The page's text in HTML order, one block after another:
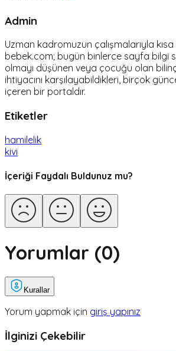
Admin
Uzman kadromuzun çalışmalarıyla
bebek.com; bugün binlerce sayfa bilgi
olmayı düşünen veya çocuğu olan
ihtiyacını karşılayabildikleri, birçok
içeren bir portaldır.
Etiketler
hamilelik
kivi
İçeriği Faydalı Buldunuz mu?
Yorumlar (0)
Kurallar
Yorum yapmak için giriş yapınız
İlginizi Çekebilir